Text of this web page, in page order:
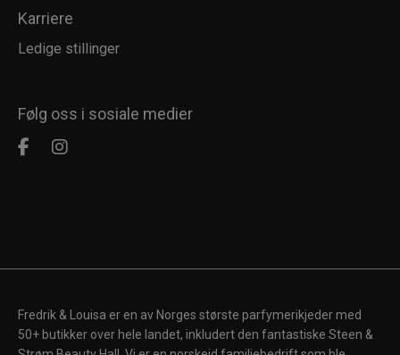
Karriere
Ledige stillinger
Følg oss i sosiale medier
Fredrik & Louisa er en av Norges største parfymerikjeder med
50+ butikker over hele landet, inkludert den fantastiske Steen &